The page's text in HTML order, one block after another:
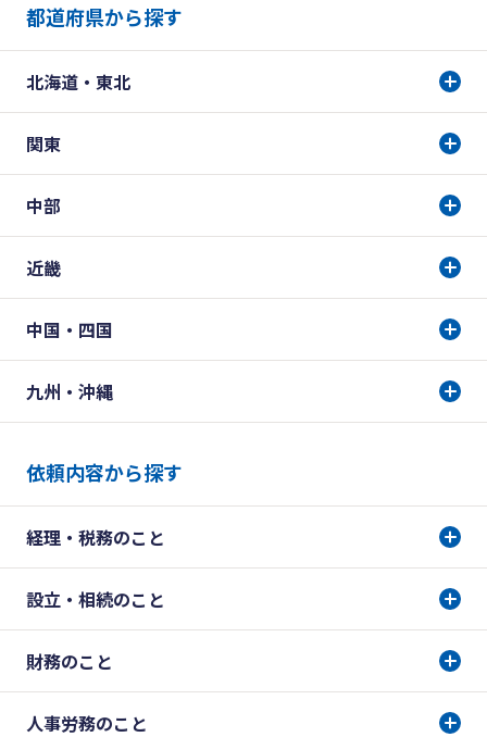
都道府県から探す
北海道・東北
関東
中部
近畿
中国・四国
九州・沖縄
依頼内容から探す
経理・税務のこと
設立・相続のこと
財務のこと
人事労務のこと